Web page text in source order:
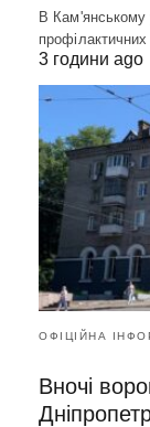
В Кам'янському
3 години ago
ОФІЦІЙНА
Вночі